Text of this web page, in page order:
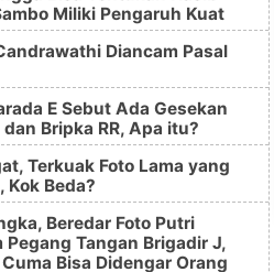
Miliki Pengaruh Kuat
Diancam Pasal
E Sebut Ada Gesekan
Bripka RR, Apa itu?
Terkuak Foto Lama yang
Kok Beda?
Beredar Foto Putri
Tangan Brigadir J,
Bisa Didengar Orang